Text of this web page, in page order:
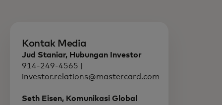
Kontak Media
Jud Staniar, Hubungan Investor
914-249-4565 |
investor.relations@mastercard.com
Seth Eisen, Komunikasi Global